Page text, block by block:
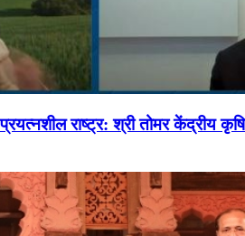
राष्ट्र: श्री तोमर केंद्रीय